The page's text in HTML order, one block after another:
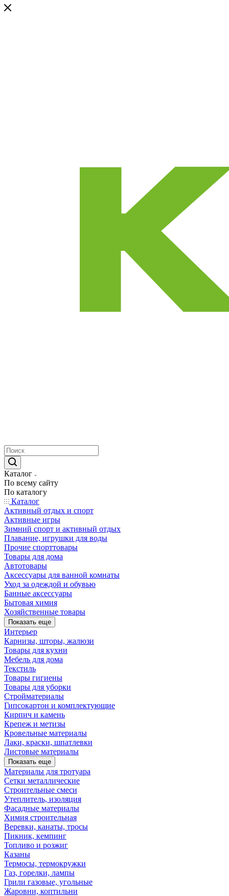
Каталог
По всему сайту
По каталогу
Каталог
Активный отдых и спорт
Активные игры
Зимний спорт и активный отдых
Плавание, игрушки для воды
Прочие спорттовары
Товары для дома
Автотовары
Аксессуары для ванной комнаты
Уход за одеждой и обувью
Банные аксессуары
Бытовая химия
Хозяйственные товары
Показать еще
Интерьер
Карнизы, шторы, жалюзи
Товары для кухни
Мебель для дома
Текстиль
Товары гигиены
Товары для уборки
Стройматериалы
Гипсокартон и комплектующие
Кирпич и камень
Крепеж и метизы
Кровельные материалы
Лаки, краски, шпатлевки
Листовые материалы
Показать еще
Материалы для тротуара
Сетки металлические
Строительные смеси
Утеплитель, изоляция
Фасадные материалы
Химия строительная
Веревки, канаты, тросы
Пикник, кемпинг
Топливо и розжиг
Казаны
Термосы, термокружки
Газ, горелки, лампы
Грили газовые, угольные
Жаровни, коптильни